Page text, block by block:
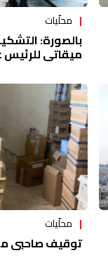
محلّيات
بالصورة:
ميقاتي
محلّيات
توقيف صاحبي